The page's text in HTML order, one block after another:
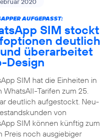
AUFGEPASST:
SIM stockt
deutlich
überarbeitet
Design
SIM hat die Einheiten in
WhatsAll-Tarifen zum 25.
deutlich aufgestockt. Neu-
von
SIM können künftig zum
Preis noch ausgiebiger